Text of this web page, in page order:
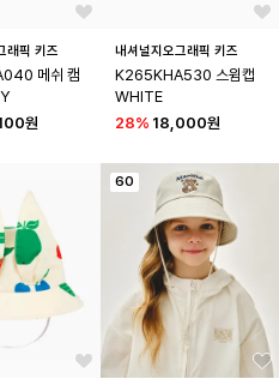
래픽 키즈
메쉬 캠
원
내셔널지오그래픽 키즈
K265KHA530 스윔캡
WHITE
28% 18,000원
60